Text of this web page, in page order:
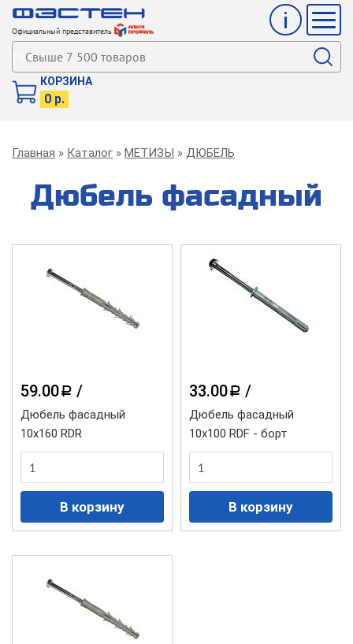
Официальный представитель
Инфо
Поиск
КОРЗИНА
0 р.
Строка
Главная Каталог МЕТИЗЫ ДЮБЕЛЬ
Дюбель фасадный
59.00 a /
Дюбель фасадный
10х160 RDR
33.00 a /
Дюбель фасадный
10х100 RDF - борт